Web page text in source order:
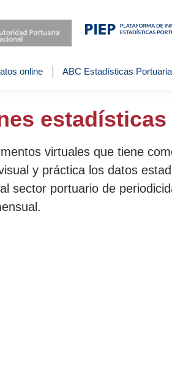
online ABC Estadísticas
estadísticas
virtuales que tiene
y práctica los datos
sector portuario de